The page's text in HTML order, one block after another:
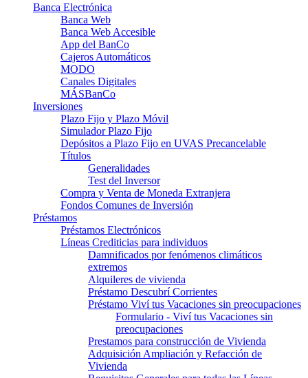
Banca Electrónica
Banca Web
Banca Web Accesible
App del BanCo
Cajeros Automáticos
MODO
Canales Digitales
MÁSBanCo
Inversiones
Plazo Fijo y Plazo Móvil
Simulador Plazo Fijo
Depósitos a Plazo Fijo en UVAS Precancelable
Títulos
Generalidades
Test del Inversor
Compra y Venta de Moneda Extranjera
Fondos Comunes de Inversión
Préstamos
Préstamos Electrónicos
Líneas Crediticias para individuos
Damnificados por fenómenos climáticos
extremos
Alquileres de vivienda
Préstamo Descubrí Corrientes
Préstamo Viví tus Vacaciones sin preocupaciones
Formulario - Viví tus Vacaciones sin
preocupaciones
Prestamos para construcción de Vivienda
Adquisición Ampliación y Refacción de
Vivienda